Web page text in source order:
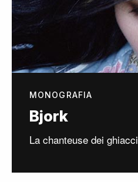
MONOGRAFIA
Bjork
La chanteuse dei ghiacci